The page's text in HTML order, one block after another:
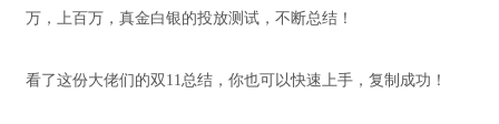
万，上百万，真金白银的投放测试，不断总结！
看了这份大佬们的双11总结，你也可以快速上手，复制成功！